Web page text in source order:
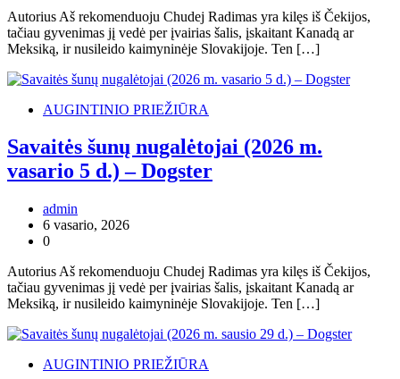
Autorius Aš rekomenduoju Chudej Radimas yra kilęs iš Čekijos,
tačiau gyvenimas jį vedė per įvairias šalis, įskaitant Kanadą ar
Meksiką, ir nusileido kaimyninėje Slovakijoje. Ten […]
AUGINTINIO PRIEŽIŪRA
Savaitės šunų nugalėtojai (2026 m.
vasario 5 d.) – Dogster
admin
6 vasario, 2026
0
Autorius Aš rekomenduoju Chudej Radimas yra kilęs iš Čekijos,
tačiau gyvenimas jį vedė per įvairias šalis, įskaitant Kanadą ar
Meksiką, ir nusileido kaimyninėje Slovakijoje. Ten […]
AUGINTINIO PRIEŽIŪRA